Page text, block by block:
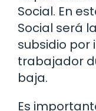
Social. En
Social será
subsidio
trabajador
baja.
Es